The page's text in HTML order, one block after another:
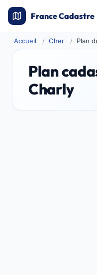
France Cadastre
Accueil Cher Plan
Plan
Charly